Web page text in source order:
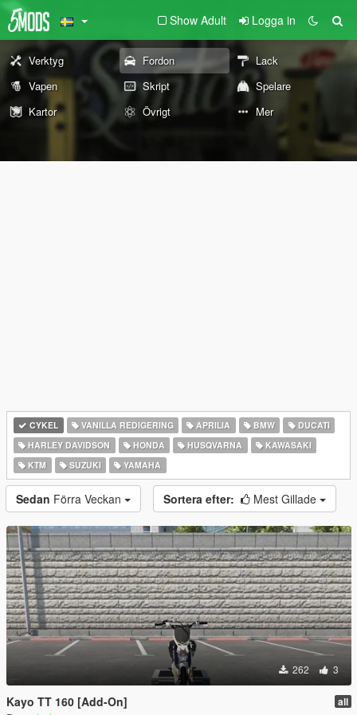
Show Adult Logga in
Verktyg Fordon
Lack
Vapen
Skript
Spelare
Kartor
Övrigt Mer
CYKEL VANILLA REDIGERING APRILIA BMW
DUCATI
HARLEY DAVIDSON
HONDA HUSQVARNA
KAWASAKI
KTM
SUZUKI YAMAHA
Sedan Förra Veckan Sortera efter: Mest Gillade
262 3
Kayo TT 160 [Add-On] all